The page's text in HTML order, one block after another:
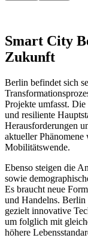
Smart City
Zukunft
Berlin befindet sich
Projekte umfasst.
und resiliente
Herausforderungen
aktueller
Mobilitätswende.
Ebenso steigen die
sowie
Es braucht neue
und Handelns.
gezielt innovative
um folglich mit
höhere